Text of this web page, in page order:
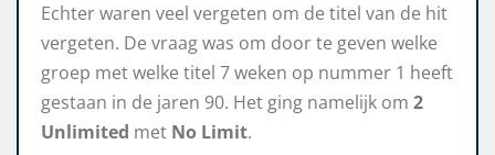
Echter waren veel vergeten om de titel van de hit
vergeten. De vraag was om door te geven welke
groep met welke titel 7 weken op nummer 1 heeft
gestaan in de jaren 90. Het ging namelijk om 2
Unlimited met No Limit.